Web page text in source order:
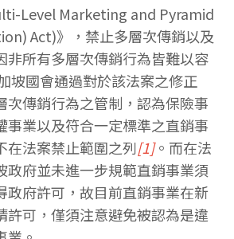
Level Marketing and Pyramid
Act)》，禁止多層次傳銷以及
非所有多層次傳銷行為皆難以容
坡國會通過對於該法案之修正
次傳銷行為之管制，認為保險事
事業以及符合一定標準之直銷事
在法案禁止範圍之列[1]。而在法
政府並未進一步規範直銷事業須
政府許可，故目前直銷事業在新
許可，僅須注意避免被認為是違